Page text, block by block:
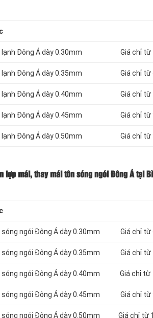
Đông Á dày 0.30mm Giá chỉ từ
Đông Á dày 0.35mm Giá chỉ từ
Đông Á dày 0.40mm Giá chỉ từ
Đông Á dày 0.45mm Giá chỉ từ
Đông Á dày 0.50mm Giá chỉ từ
lợp mái, thay mái tôn sóng ngói Đông Á tại
ngói Đông Á dày 0.30mm Giá chỉ từ
ngói Đông Á dày 0.35mm Giá chỉ từ
ngói Đông Á dày 0.40mm Giá chỉ từ
ngói Đông Á dày 0.45mm Giá chỉ từ
ngói Đông Á dày 0.50mm Giá chỉ từ